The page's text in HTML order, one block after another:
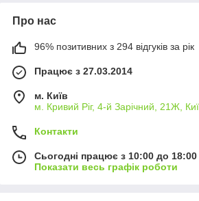
Про нас
96% позитивних з 294 відгуків за рік
Працює з 27.03.2014
м. Київ
м. Кривий Ріг, 4-й Зарічний, 21Ж,
Контакти
Сьогодні працює з 10:00 до 18:00
Показати весь графік роботи